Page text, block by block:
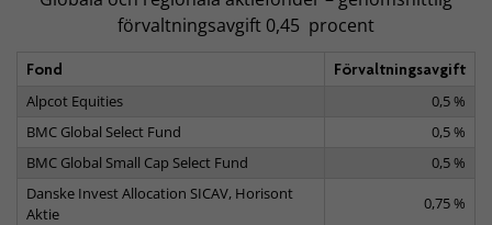
förvaltningsavgift 0,45 procent
Fond
Förvaltningsavgift
Alpcot Equities
0,5 %
BMC Global Select Fund
0,5 %
BMC Global Small Cap Select Fund
0,5 %
Danske Invest Allocation SICAV, Horisont
Aktie
0,75 %